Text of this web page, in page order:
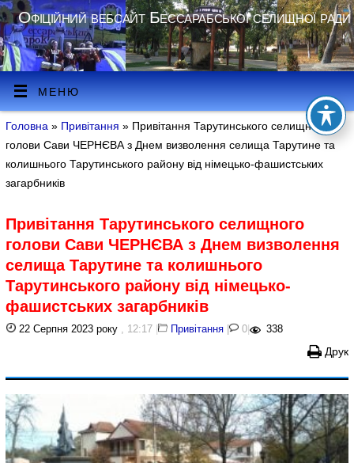
Офіційний вебсайт Бессарабської селищної ради
МЕНЮ
Головна » Привітання » Привітання Тарутинського селищного
голови Сави ЧЕРНЄВА з Днем визволення селища Тарутине та
колишнього Тарутинського району від німецько-фашистських
загарбників
Привітання Тарутинського селищного
голови Сави ЧЕРНЄВА з Днем визволення
селища Тарутине та колишнього
Тарутинського району від німецько-
фашистських загарбників
22 Серпня 2023 року , 12:17 | Привітання | 0 | 338
Друк